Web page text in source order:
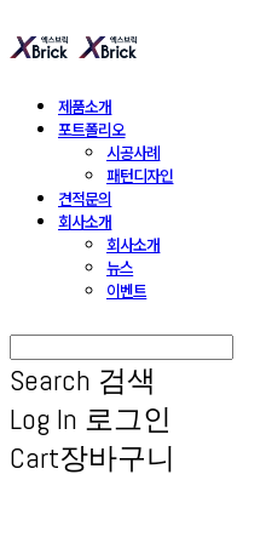
제품소개
포트폴리오
시공사례
패턴디자인
견적문의
회사소개
회사소개
뉴스
이벤트
Search 검색
Log In 로그인
Cart장바구니